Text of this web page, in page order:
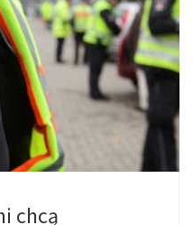
czyli w
chcą